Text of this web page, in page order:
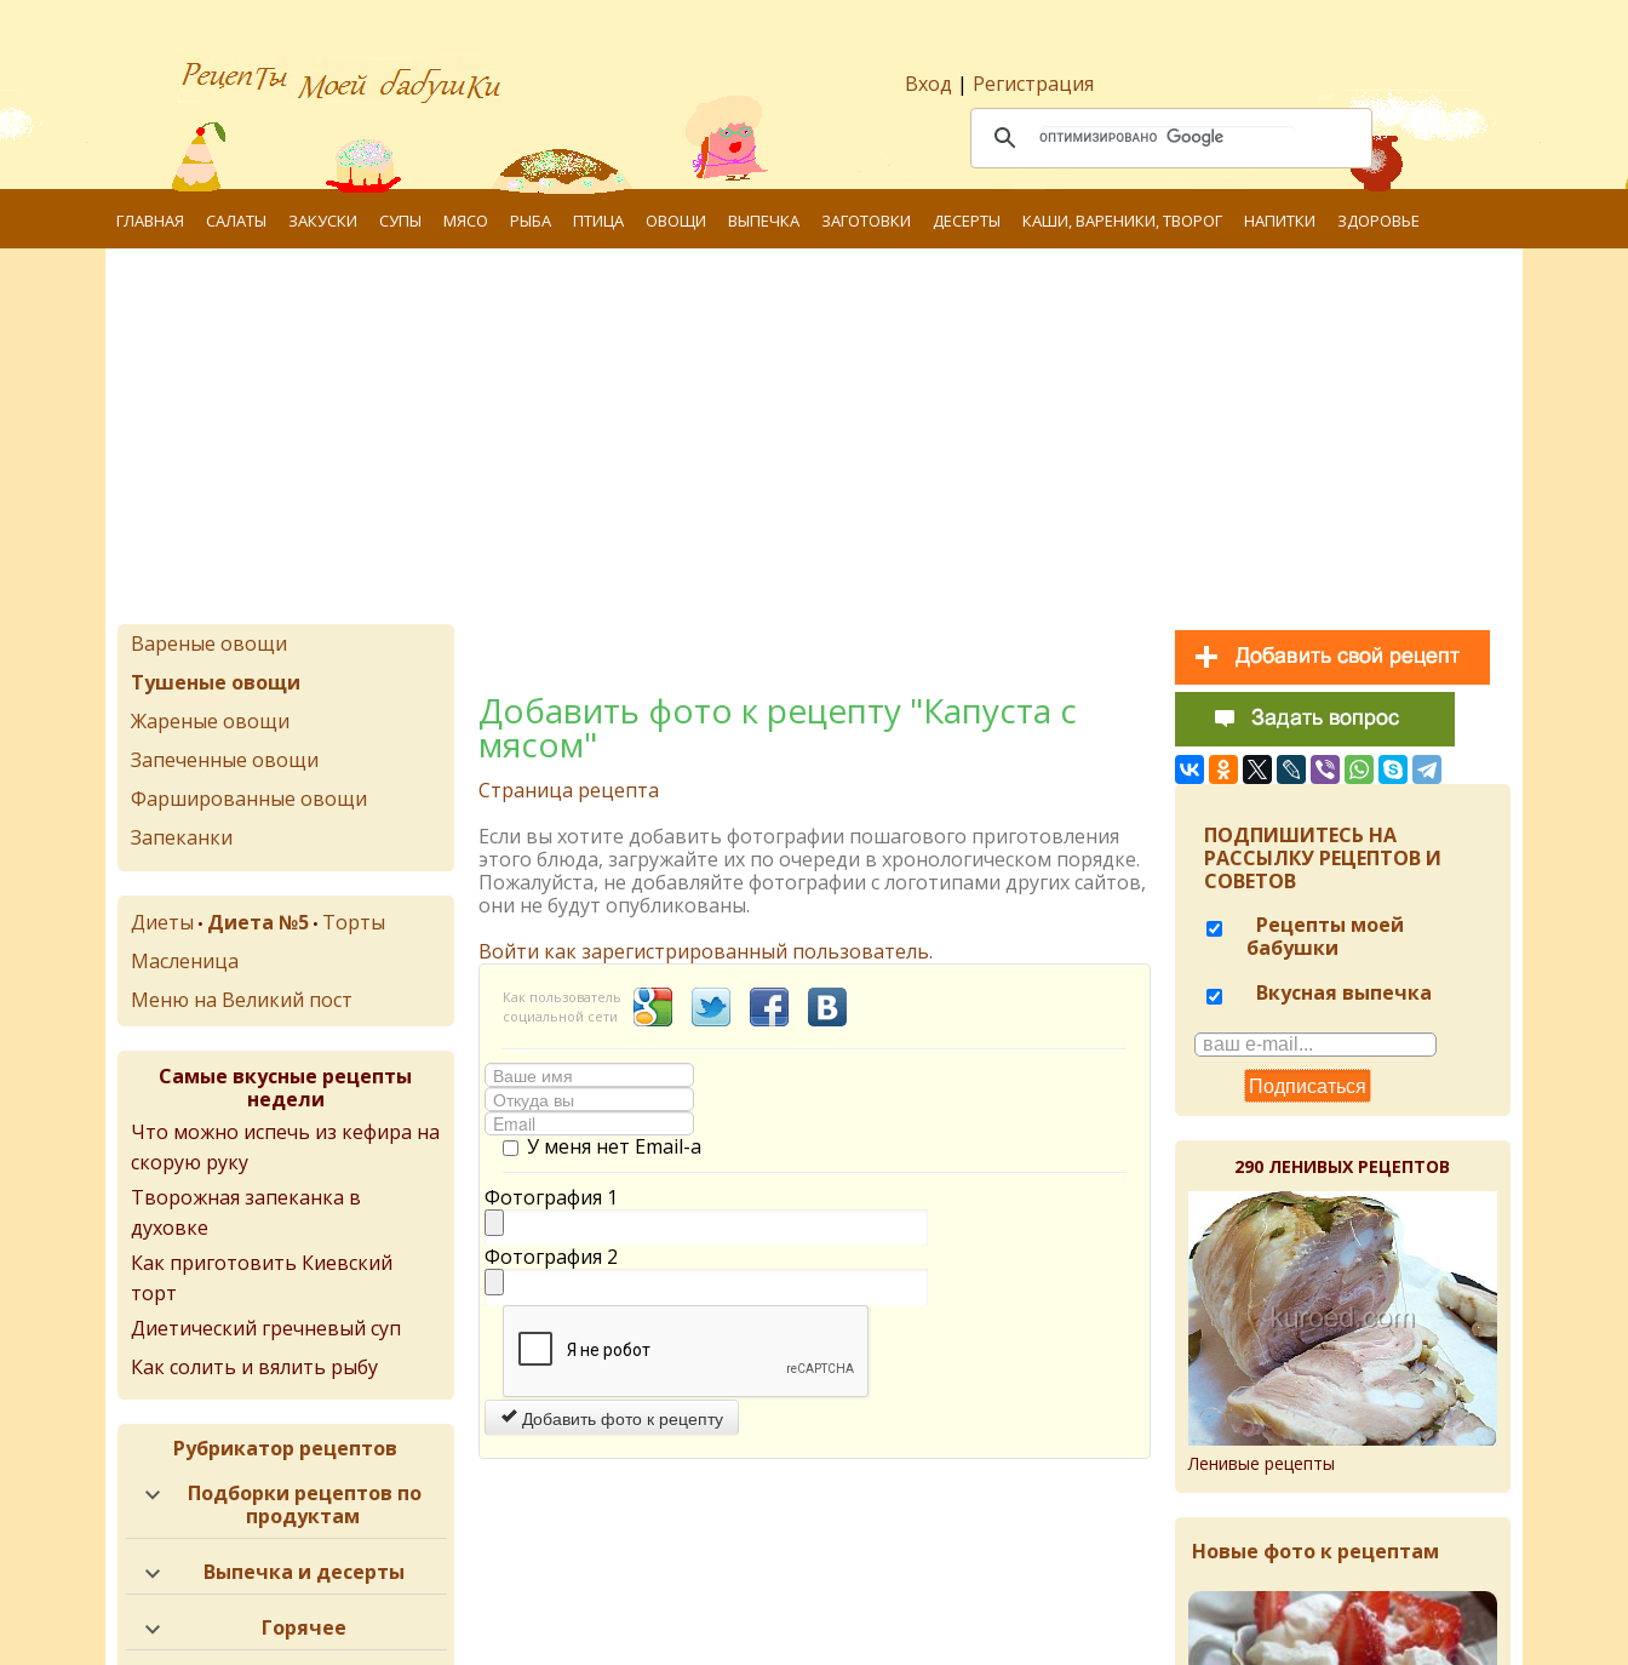
Вход | Регистрация
ГЛАВНАЯ САЛАТЫ ЗАКУСКИ СУПЫ МЯСО РЫБА ПТИЦА ОВОЩИ ВЫПЕЧКА ЗАГОТОВКИ ДЕСЕРТЫ КАШИ, ВАРЕНИКИ, ТВОРОГ НАПИТКИ ЗДОРОВЬЕ
Добавить фото к рецепту "Капуста с
мясом"
Страница рецепта
Если вы хотите добавить фотографии пошагового приготовления
этого блюда, загружайте их по очереди в хронологическом порядке.
Пожалуйста, не добавляйте фотографии с логотипами других сайтов,
они не будут опубликованы.
Войти как зарегистрированный пользователь.
Как пользователь
социальной сети
У меня нет Email-а
Фотография 1
Фотография 2
Добавить фото к рецепту
Вареные овощи
Тушеные овощи
Жареные овощи
Запеченные овощи
Фаршированные овощи
Запеканки
Диеты • Диета №5 • Торты
Масленица
Меню на Великий пост
Самые вкусные рецепты
недели
Что можно испечь из кефира на
скорую руку
Творожная запеканка в
духовке
Как приготовить Киевский
торт
Диетический гречневый суп
Как солить и вялить рыбу
Рубрикатор рецептов
Подборки рецептов по
продуктам
Выпечка и десерты
Горячее
ПОДПИШИТЕСЬ НА
РАССЫЛКУ РЕЦЕПТОВ И
СОВЕТОВ
Рецепты моей
бабушки
Вкусная выпечка
290 ЛЕНИВЫХ РЕЦЕПТОВ
Ленивые рецепты
Новые фото к рецептам